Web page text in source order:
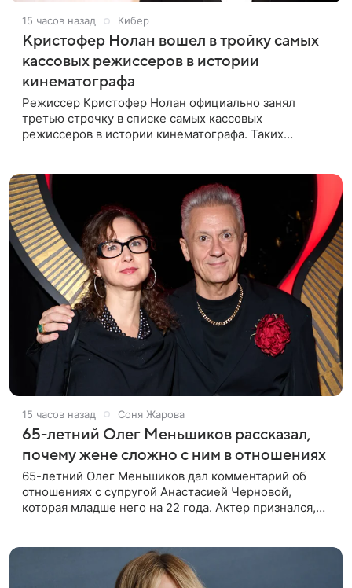
15 часов назад Кибер
Кристофер Нолан вошел в тройку самых
кассовых режиссеров в истории
кинематографа
Режиссер Кристофер Нолан официально занял
третью строчку в списке самых кассовых
режиссеров в истории кинематографа. Таких
15 часов назад Соня Жарова
65-летний Олег Меньшиков рассказал,
почему жене сложно с ним в отношениях
65-летний Олег Меньшиков дал комментарий об
отношениях с супругой Анастасией Черновой,
которая младше него на 22 года. Актер признался,